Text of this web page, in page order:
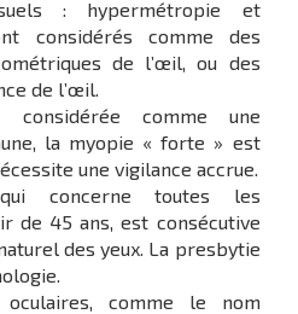
: hypermétropie et
considérés comme des
de l’œil, ou des
de l’œil.
comme une
la myopie « forte » est
une vigilance accrue.
concerne toutes les
de 45 ans, est consécutive
des yeux. La presbytie
oculaires, comme le nom